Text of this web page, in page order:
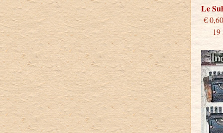
Le
19